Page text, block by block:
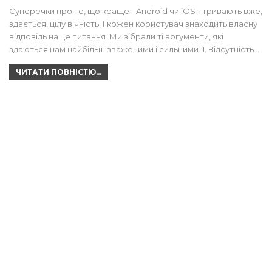
Суперечки про те, що краще - Android чи iOS - тривають вже,
здається, цілу вічність. І кожен користувач знаходить власну
відповідь на це питання. Ми зібрали ті аргументи, які
здаються нам найбільш зваженими і сильними. 1. Відсутність…
ЧИТАТИ ПОВНІСТЮ...